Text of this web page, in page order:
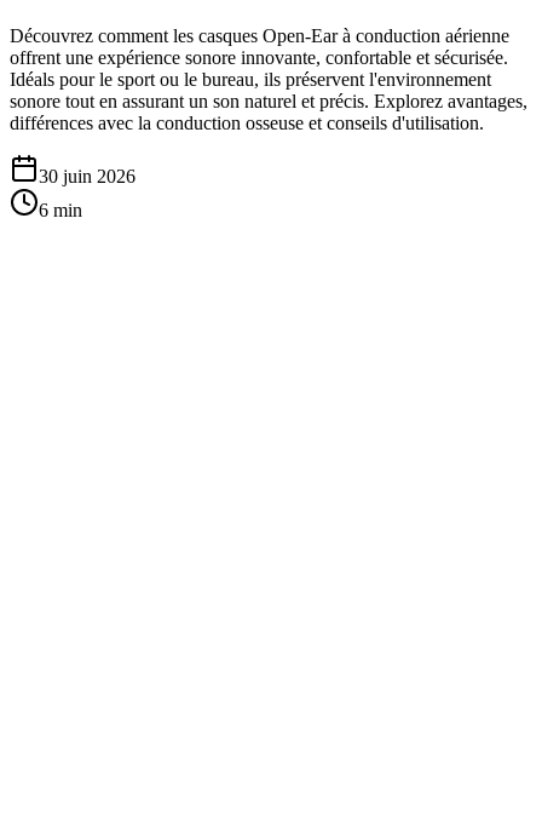
Découvrez comment les casques Open-Ear à conduction aérienne
offrent une expérience sonore innovante, confortable et sécurisée.
Idéals pour le sport ou le bureau, ils préservent l'environnement
sonore tout en assurant un son naturel et précis. Explorez avantages,
différences avec la conduction osseuse et conseils d'utilisation.
30 juin 2026
6 min